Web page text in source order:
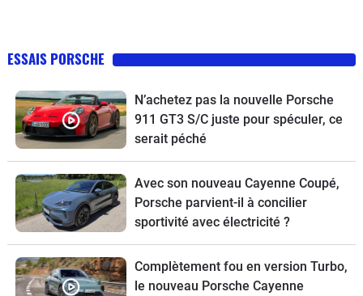
ESSAIS PORSCHE
N’achetez pas la nouvelle Porsche
911 GT3 S/C juste pour spéculer, ce
serait péché
Avec son nouveau Cayenne Coupé,
Porsche parvient-il à concilier
sportivité avec électricité ?
Complètement fou en version Turbo,
le nouveau Porsche Cayenne